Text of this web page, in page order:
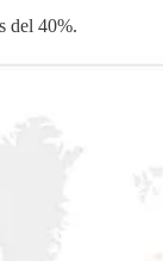
del 40%.